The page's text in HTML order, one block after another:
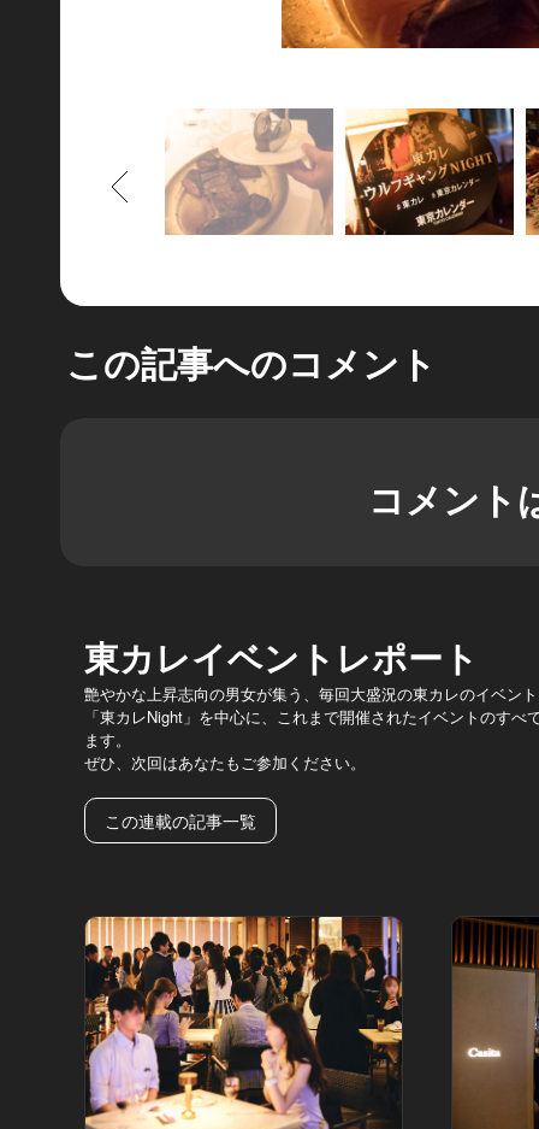
もどる
この記事へのコメント
コメント
東カレイベントレポート
艶やかな上昇志向の男女が集う、毎回大盛況の東カレのイベン
「東カレNight」を中心に、これまで開催されたイベントのすべ
ます。
ぜひ、次回はあなたもご参加ください。
この連載の記事一覧